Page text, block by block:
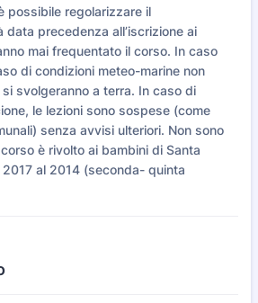
possibile regolarizzare il
data precedenza all’iscrizione ai
mai frequentato il corso. In caso
di condizioni meteo-marine non
svolgeranno a terra. In caso di
le lezioni sono sospese (come
senza avvisi ulteriori. Non sono
è rivolto ai bambini di Santa
al 2014 (seconda- quinta